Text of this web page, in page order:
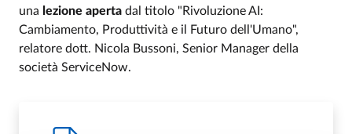
una lezione aperta dal titolo "Rivoluzione AI:
Cambiamento, Produttività e il Futuro dell'Umano",
relatore dott. Nicola Bussoni, Senior Manager della
società ServiceNow.